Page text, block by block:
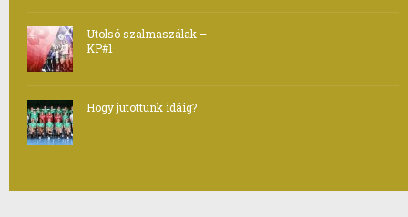
Utolsó szalmaszálak –
KP#1
Hogy jutottunk idáig?